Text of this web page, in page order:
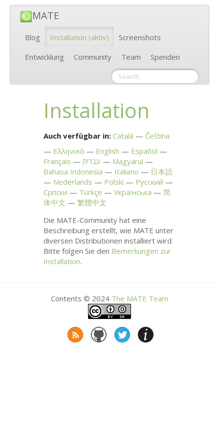
MATE
Blog Installation (aktiv)
Screenshots
Entwicklung
Community Team Spenden
Installation
Auch verfügbar in: Català
Čeština
Ελληνικά
English
Español
Français
עברית
Magyarul
Bahasa Indonesia
Italiano
日本語
Nederlands
Polski
Русский
Српски
Türkçe Українська
简
体中文
繁體中文
Die MATE-Community hat eine
Beschreibung erstellt, wie MATE unter
diversen Distributionen installiert wird.
Bitte folgen Sie den Bemerkungen zur
Installation.
Contents © 2024 The MATE Team